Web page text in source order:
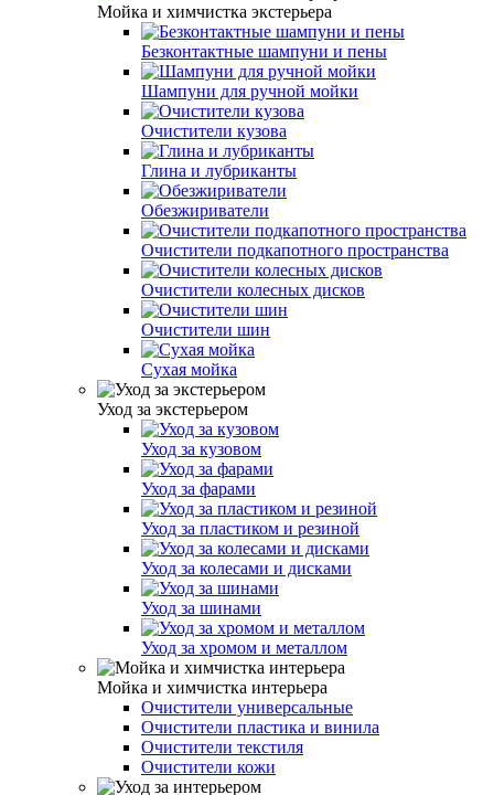
Мойка и химчистка экстерьера
Безконтактные шампуни и пены
Шампуни для ручной мойки
Очистители кузова
Глина и лубриканты
Обезжириватели
Очистители подкапотного пространства
Очистители колесных дисков
Очистители шин
Сухая мойка
Уход за экстерьером
Уход за кузовом
Уход за фарами
Уход за пластиком и резиной
Уход за колесами и дисками
Уход за шинами
Уход за хромом и металлом
Мойка и химчистка интерьера
Очистители универсальные
Очистители пластика и винила
Очистители текстиля
Очистители кожи